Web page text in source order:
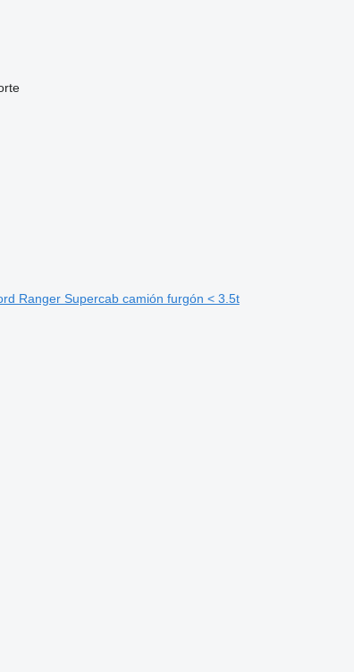
Ranger Supercab camión furgón < 3.5t